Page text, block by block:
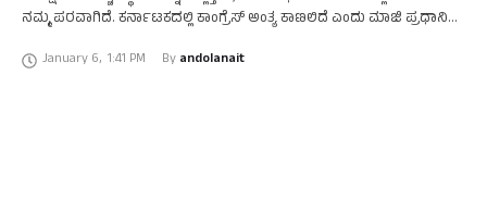
ನಮ್ಮ ಪರವಾಗಿದೆ. ಕರ್ನಾಟಕದಲ್ಲಿ ಕಾಂಗ್ರೆಸ್‌ ಅಂತ್ಯ ಕಾಣಲಿದೆ ಎಂದು ಮಾಜಿ ಪ್ರಧಾನಿ
January 6, 1:41 PM By andolanait